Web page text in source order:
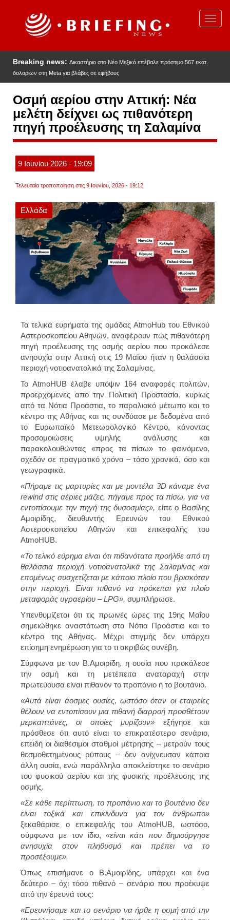
Breaking news: Δικαστήριο στο Νέο Μεξικό επέβαλε πρόστιμο 567 εκατ.
δολαρίων στη Meta για βλάβες σε εφήβους
Οσμή αερίου στην Αττική: Νέα
μελέτη δείχνει ως πιθανότερη
πηγή προέλευσης τη Σαλαμίνα
9 Ιουνίου 2026 - 19:09
Τελευταία τροποποίηση στις 9 Ιουνίου, 2026 - 19:12
Ελλάδα
Τα τελικά ευρήματα της ομάδας AtmoHub του Εθνικού
Αστεροσκοπείου Αθηνών, αναφέρουν πώς πιθανότερη
πηγή προέλευσης της οσμής αερίου που προκάλεσε
ανησυχία στην Αττική στις 19 Μαΐου ήταν η θαλάσσια
περιοχή νοτιοανατολικά της Σαλαμίνας.
Το AtmoHUB έλαβε υπόψιν 164 αναφορές πολιτών,
προερχόμενες από την Πολιτική Προστασία, κυρίως
από τα Νότια Προάστια, το παραλιακό μέτωπο και το
κέντρο της Αθήνας και τις συνδύασε με δεδομένα από
το Ευρωπαϊκό Μετεωρολογικό Κέντρο, κάνοντας
προσομοιώσεις υψηλής ανάλυσης και
παρακολουθώντας «προς τα πίσω» το φαινόμενο,
σχεδόν σε πραγματικό χρόνο – τόσο χρονικά, όσο και
γεωγραφικά.
«Πήραμε τις μαρτυρίες και με μοντέλα 3D κάναμε ένα
rewind στις αέριες μάζες, πήγαμε προς τα πίσω, για να
εντοπίσουμε την πηγή της δυσοσμίας», είπε ο Βασίλης
Αμοιρίδης, διευθυντής Ερευνών του Εθνικού
Αστεροσκοπείου Αθηνών και επικεφαλής του
AtmoHUB.
«Το τελικό εύρημα είναι ότι πιθανότατα προήλθε από τη
θαλάσσια περιοχή νοτιοανατολικά της Σαλαμίνας και
επομένως συσχετίζεται με κάποιο πλοίο που βρισκόταν
στην περιοχή. Είναι πιθανό να πρόκειται για πλοίο
μεταφοράς υγραερίου – LPG», συμπλήρωσε.
Υπενθυμίζεται ότι τις πρωινές ώρες της 19ης Μαΐου
σημειώθηκε αναστάτωση στα Νότια Προάστια και το
κέντρο της Αθήνας. Μέχρι στιγμής δεν υπάρχει
επίσημη ενημέρωση για το τι ακριβώς συνέβη.
Σύμφωνα με τον Β.Αμοιρίδη, η ουσία που προκάλεσε
την οσμή και τη μετέπειτα αναταραχή στην
πρωτεύουσα είναι πιθανόν το προπάνιο ή το βουτάνιο.
«Αυτά είναι άοσμες ουσίες, ωστόσο όταν οι εταιρείες
θέλουν να εντοπίσουν μια πιθανή διαρροή προσθέτουν
μερκαπτάνες, οι οποίες μυρίζουν» εξήγησε και
πρόσθεσε ότι αυτό είναι το επικρατέστερο σενάριο,
επειδή οι διαθέσιμοι σταθμοί μέτρησης – μετρούν τους
θεσμοθετημένους ρύπους – δεν ανίχνευσαν κάποια
άλλη ουσία, ενώ παράλληλα αποκλείστηκε το σενάριο
του φυσικού αερίου και της φυσικής προέλευσης της
οσμής.
«Σε κάθε περίπτωση, το προπάνιο και το βουτάνιο δεν
είναι τοξικά και επικίνδυνα για τον άνθρωπο»
ξεκαθάρισε ο επικεφαλής του AtmoHUB, ωστόσο,
σύμφωνα με τον ίδιο,«είναι κάτι που δημιούργησε
ανησυχία στον πληθυσμό και πρέπει να το
προσέξουμε».
Όπως επισήμανε ο Β.Αμοιρίδης, υπάρχει και ένα
δεύτερο – όχι τόσο πιθανό – σενάριο που προέκυψε
από την έρευνά τους:
«Ερευνήσαμε και το σενάριο να ήρθε η οσμή από την